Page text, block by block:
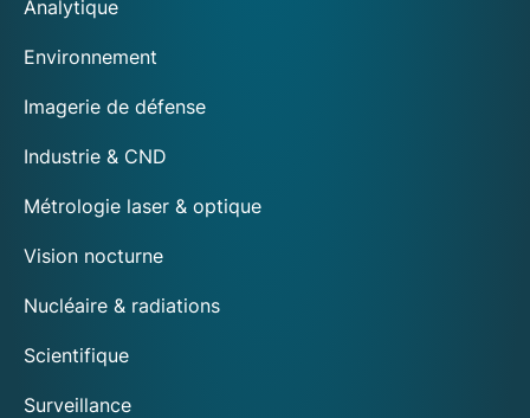
Analytique
Environnement
Imagerie de défense
Industrie & CND
Métrologie laser & optique
Vision nocturne
Nucléaire & radiations
Scientifique
Surveillance